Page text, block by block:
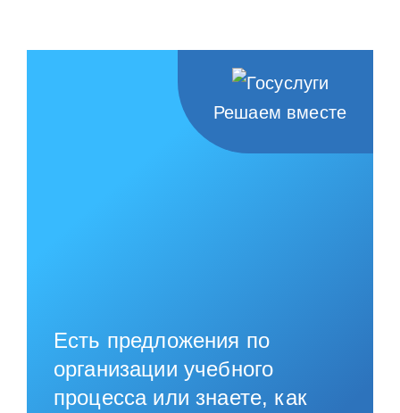
О ПРИЕМЕ
ОБУЧАЮЩИМСЯ
СВЕДЕНИЯ ОБ ОО
КОНТАКТЫ
Решаем вместе
Есть предложения по
организации учебного
процесса или знаете, как